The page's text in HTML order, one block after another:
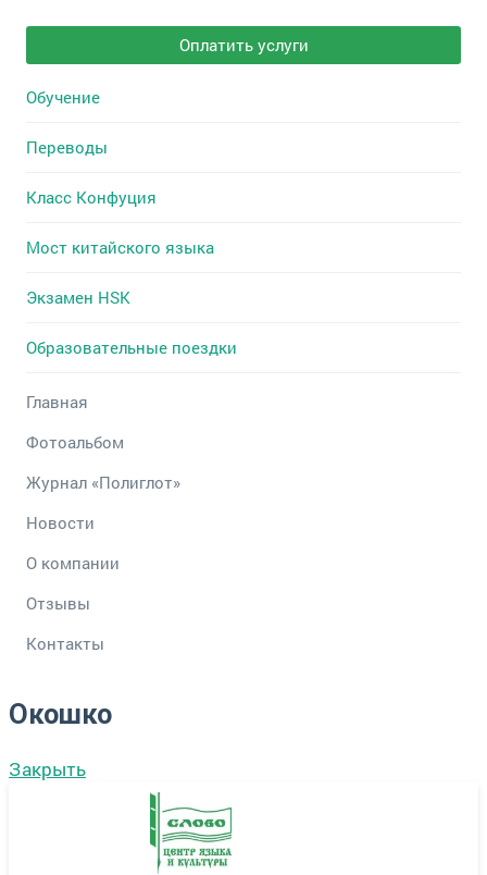
Оплатить услуги
Обучение
Переводы
Класс Конфуция
Мост китайского языка
Экзамен HSK
Образовательные поездки
Главная
Фотоальбом
Журнал «Полиглот»
Новости
О компании
Отзывы
Контакты
Окошко
Закрыть